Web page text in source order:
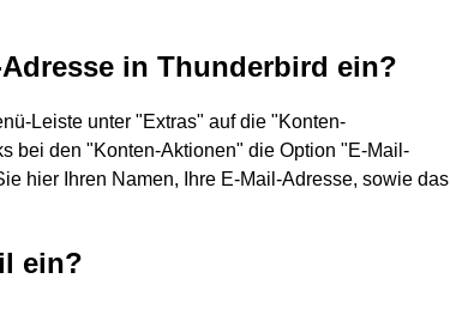
in Thunderbird ein?
Leiste unter "Extras" auf die "Konten-
bei den "Konten-Aktionen" die Option "E-Mail-
hier Ihren Namen, Ihre E-Mail-Adresse, sowie das
ein?